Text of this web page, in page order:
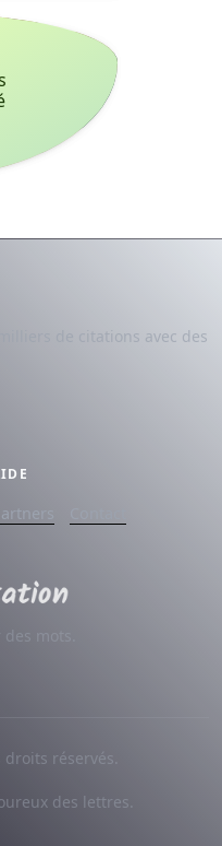
de citations avec des
mots.
réservés.
des lettres.